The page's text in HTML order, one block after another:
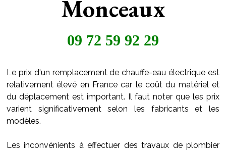
Monceaux
09 72 59 92 29
Le prix d'un remplacement de chauffe-eau électrique est
relativement élevé en France car le coût du matériel et
du déplacement est important. Il faut noter que les prix
varient significativement selon les fabricants et les
modèles.
Les inconvénients à effectuer des travaux de plombier